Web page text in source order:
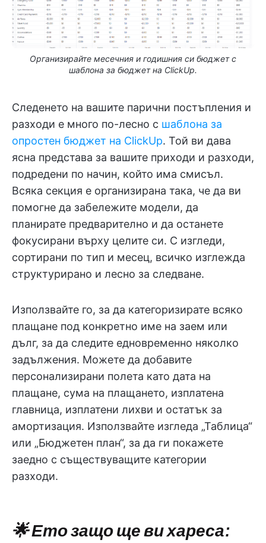
Организирайте месечния и годишния си бюджет с
шаблона за бюджет на ClickUp.
Следенето на вашите парични постъпления и
разходи е много по-лесно с шаблона за
опростен бюджет на ClickUp. Той ви дава
ясна представа за вашите приходи и разходи,
подредени по начин, който има смисъл.
Всяка секция е организирана така, че да ви
помогне да забележите модели, да
планирате предварително и да останете
фокусирани върху целите си. С изгледи,
сортирани по тип и месец, всичко изглежда
структурирано и лесно за следване.
Използвайте го, за да категоризирате всяко
плащане под конкретно име на заем или
дълг, за да следите едновременно няколко
задължения. Можете да добавите
персонализирани полета като дата на
плащане, сума на плащането, изплатена
главница, изплатени лихви и остатък за
амортизация. Използвайте изгледа „Таблица“
или „Бюджетен план“, за да ги покажете
заедно с съществуващите категории
разходи.
🌟 Ето защо ще ви хареса: